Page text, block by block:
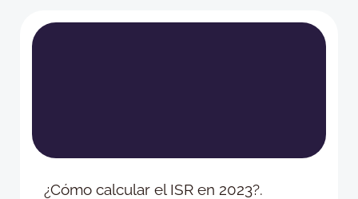
¿Cómo calcular el ISR en 2023?.